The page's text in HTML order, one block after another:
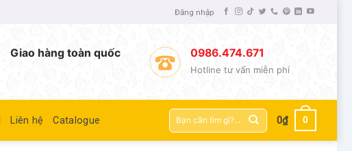
Đăng nhập
Giao hàng toàn quốc 0986.474.671
Hotline tư vấn miễn phí
Liên hệ Catalogue
Tìm
kiếm:
0₫ 0